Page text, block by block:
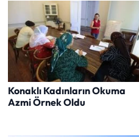
Konaklı Kadınların Okuma
Azmi Örnek Oldu